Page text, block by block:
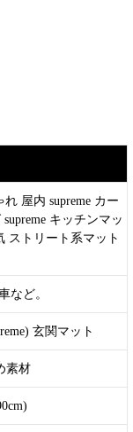
屋内 supreme カー
キッチンマッ
ストリート系マット
など。
玄関マット
素材